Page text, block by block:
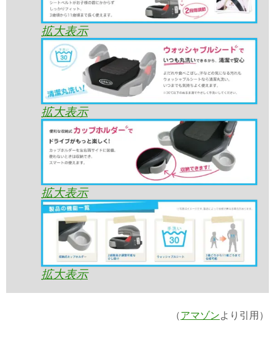
拡大表示
拡大表示
拡大表示
拡大表示
（アマゾン より引用）